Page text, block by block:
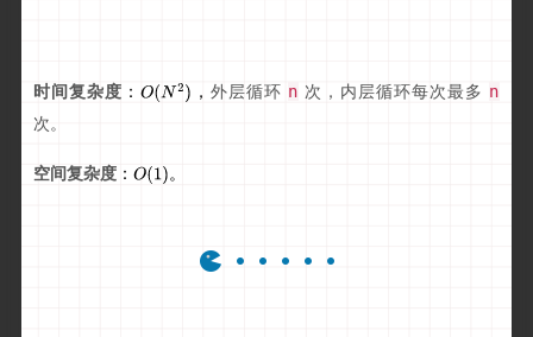
时间复杂度 ： ， 外层循环 n 次，内层循环每次最多 n
次。
空间复杂度： 。